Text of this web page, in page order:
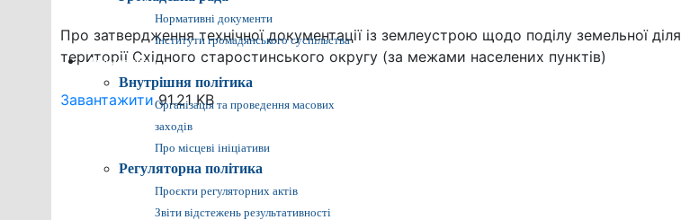
Нормативні документи
Інститути громадянського суспільства
Громадянам
Внутрішня політика
Організація та проведення масових
заходів
Про місцеві ініціативи
Регуляторна політика
Проєкти регуляторних актів
Звіти відстежень результативності
Про затвердження технічної документації із землеустрою щодо поділу земельної
території Східного старостинського округу (за межами населених пунктів)
Завантажити91.21 KB